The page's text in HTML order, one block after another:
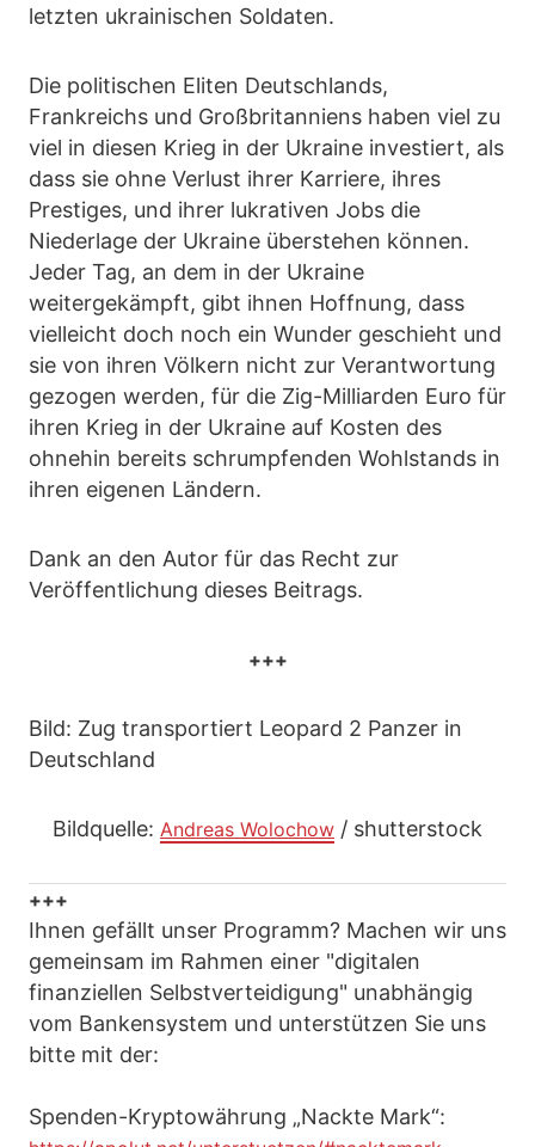
letzten ukrainischen Soldaten.
Die politischen Eliten Deutschlands,
Frankreichs und Großbritanniens haben viel zu
viel in diesen Krieg in der Ukraine investiert, als
dass sie ohne Verlust ihrer Karriere, ihres
Prestiges, und ihrer lukrativen Jobs die
Niederlage der Ukraine überstehen können.
Jeder Tag, an dem in der Ukraine
weitergekämpft, gibt ihnen Hoffnung, dass
vielleicht doch noch ein Wunder geschieht und
sie von ihren Völkern nicht zur Verantwortung
gezogen werden, für die Zig-Milliarden Euro für
ihren Krieg in der Ukraine auf Kosten des
ohnehin bereits schrumpfenden Wohlstands in
ihren eigenen Ländern.
Dank an den Autor für das Recht zur
Veröffentlichung dieses Beitrags.
+++
Bild: Zug transportiert Leopard 2 Panzer in
Deutschland
Bildquelle: Andreas Wolochow / shutterstock
+++
Ihnen gefällt unser Programm? Machen wir uns
gemeinsam im Rahmen einer "digitalen
finanziellen Selbstverteidigung" unabhängig
vom Bankensystem und unterstützen Sie uns
bitte mit der:
Spenden-Kryptowährung „Nackte Mark“: